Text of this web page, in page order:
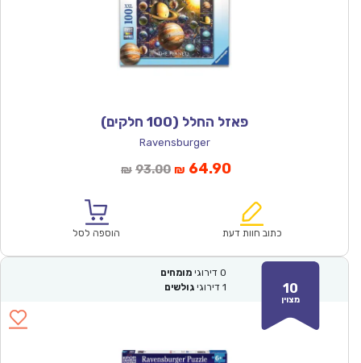
פאזל החלל (100 חלקים)
Ravensburger
₪ 93.00המחיר
₪93.00.
₪ 64.90המחיר
הוא:
כתוב חוות דעת הוספה לסל
10
מצוין
0 דירוגי מומחים
1 דירוגי גולשים